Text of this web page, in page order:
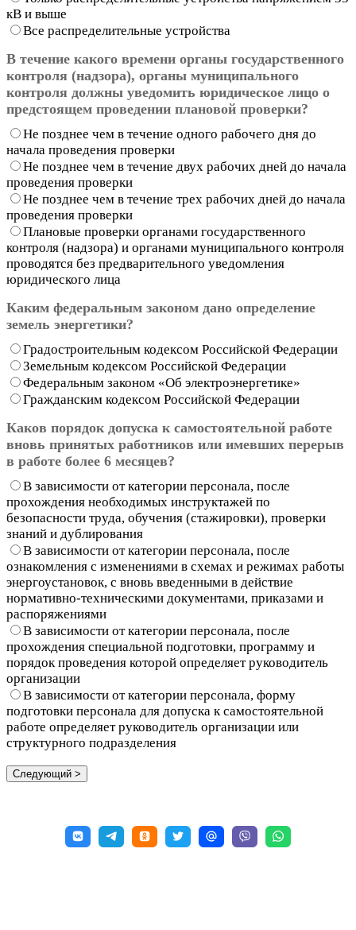
кВ и выше
Все распределительные устройства
В течение какого времени органы государственного
контроля (надзора), органы муниципального
контроля должны уведомить юридическое лицо о
предстоящем проведении плановой проверки?
Не позднее чем в течение одного рабочего дня до
начала проведения проверки
Не позднее чем в течение двух рабочих дней до начала
проведения проверки
Не позднее чем в течение трех рабочих дней до начала
проведения проверки
Плановые проверки органами государственного
контроля (надзора) и органами муниципального контроля
проводятся без предварительного уведомления
юридического лица
Каким федеральным законом дано определение
земель энергетики?
Градостроительным кодексом Российской Федерации
Земельным кодексом Российской Федерации
Федеральным законом «Об электроэнергетике»
Гражданским кодексом Российской Федерации
Каков порядок допуска к самостоятельной работе
вновь принятых работников или имевших перерыв
в работе более 6 месяцев?
В зависимости от категории персонала, после
прохождения необходимых инструктажей по
безопасности труда, обучения (стажировки), проверки
знаний и дублирования
В зависимости от категории персонала, после
ознакомления с изменениями в схемах и режимах работы
энергоустановок, с вновь введенными в действие
нормативно-техническими документами, приказами и
распоряжениями
В зависимости от категории персонала, после
прохождения специальной подготовки, программу и
порядок проведения которой определяет руководитель
организации
В зависимости от категории персонала, форму
подготовки персонала для допуска к самостоятельной
работе определяет руководитель организации или
структурного подразделения